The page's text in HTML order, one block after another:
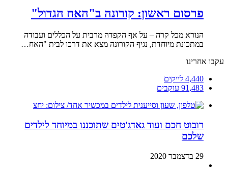
פרסום ראשון: קורונה ב"האח הגדול"
הנורא מכל קרה – על אף הקפדה מרבית על הכללים ועבודה
במתכונת מיוחדת, נגיף הקורונה מצא את דרכו לבית "האח…
עקבו אחרינו
4,440 לייקים
91,483 עוקבים
רובוט חכם ועוד גאדג'טים שתוכננו במיוחד לילדים
שלכם
29 בדצמבר 2020